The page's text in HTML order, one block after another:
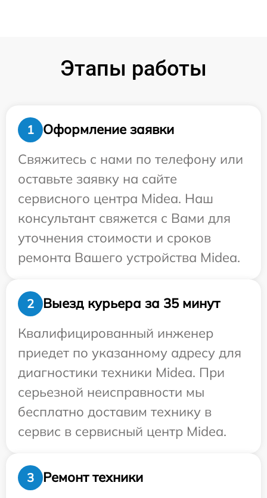
Этапы работы
1
Оформление заявки
Свяжитесь с нами по телефону или
оставьте заявку на сайте
сервисного центра Midea. Наш
консультант свяжется с Вами для
уточнения стоимости и сроков
ремонта Вашего устройства Midea.
2
Выезд курьера за 35 минут
Квалифицированный инженер
приедет по указанному адресу для
диагностики техники Midea. При
серьезной неисправности мы
бесплатно доставим технику в
сервис в сервисный центр Midea.
3 Ремонт техники